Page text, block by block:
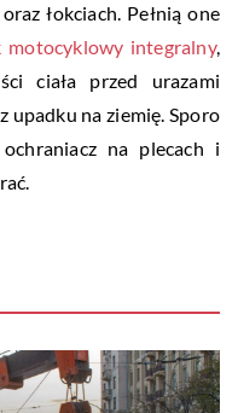
łokciach. Pełnią one
motocyklowy integralny,
ciała przed urazami
upadku na ziemię. Sporo
na plecach i